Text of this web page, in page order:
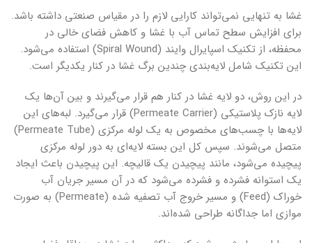
غشا به تنهایی نمی‌تواند کارایی لازم را در مقیاس صنعتی داشته باشد.
برای افزایش سطح تماس آب با غشا و کاهش فضای خالی در
محفظه، از تکنیک اسپایرال وایند (Spiral Wound) استفاده می‌شود.
این تکنیک شامل لایه‌بندی چندین برگ غشا در کنار یکدیگر است.
در این روش، دو لایه غشا در کنار هم قرار می‌گیرند و بین آن‌ها یک
لایه نازک پلاستیکی (Permeate Carrier) قرار می‌گیرد. لبه‌های این
لایه‌ها با چسب‌های مخصوص به یک لوله مرکزی (Permeate Tube)
متصل می‌شوند. سپس کل این بسته لایه‌ای به دور لوله مرکزی
پیچیده می‌شود، مانند پیچیدن یک قالیچه. این پیچیدن باعث ایجاد
یک استوانه فشرده و فشرده می‌شود که در آن مسیر جریان آب
خوراک (Feed) و مسیر خروج آب تصفیه شده (Permeate) به صورت
موازی اما جداگانه طراحی شده‌اند.